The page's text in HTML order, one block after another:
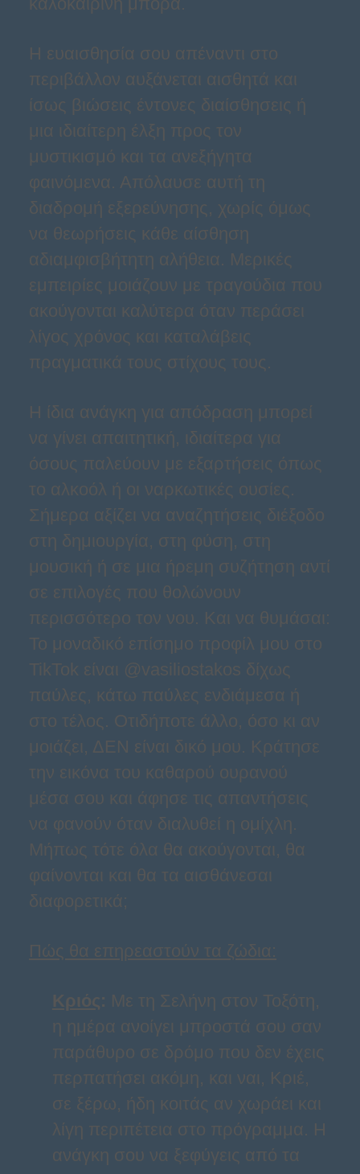
Η ευαισθησία σου απέναντι στο
περιβάλλον αυξάνεται αισθητά και
ίσως βιώσεις έντονες διαίσθησεις ή
μια ιδιαίτερη έλξη προς τον
μυστικισμό και τα ανεξήγητα
φαινόμενα. Απόλαυσε αυτή τη
διαδρομή εξερεύνησης, χωρίς όμως
να θεωρήσεις κάθε αίσθηση
αδιαμφισβήτητη αλήθεια. Μερικές
εμπειρίες μοιάζουν με τραγούδια που
ακούγονται καλύτερα όταν περάσει
λίγος χρόνος και καταλάβεις
πραγματικά τους στίχους τους.
Η ίδια ανάγκη για απόδραση μπορεί
να γίνει απαιτητική, ιδιαίτερα για
όσους παλεύουν με εξαρτήσεις όπως
το αλκοόλ ή οι ναρκωτικές ουσίες.
Σήμερα αξίζει να αναζητήσεις διέξοδο
στη δημιουργία, στη φύση, στη
μουσική ή σε μια ήρεμη συζήτηση αντί
σε επιλογές που θολώνουν
περισσότερο τον νου. Και να θυμάσαι:
Το μοναδικό επίσημο προφίλ μου στο
TikTok είναι @vasiliostakos δίχως
παύλες, κάτω παύλες ενδιάμεσα ή
στο τέλος. Οτιδήποτε άλλο, όσο κι αν
μοιάζει, ΔΕΝ είναι δικό μου. Κράτησε
την εικόνα του καθαρού ουρανού
μέσα σου και άφησε τις απαντήσεις
να φανούν όταν διαλυθεί η ομίχλη.
Μήπως τότε όλα θα ακούγονται, θα
φαίνονται και θα τα αισθάνεσαι
διαφορετικά;
Πώς θα επηρεαστούν τα ζώδια:
Κριός: Με τη Σελήνη στον Τοξότη,
η ημέρα ανοίγει μπροστά σου σαν
παράθυρο σε δρόμο που δεν έχεις
περπατήσει ακόμη, και ναι, Κριέ,
σε ξέρω, ήδη κοιτάς αν χωράει και
λίγη περιπέτεια στο πρόγραμμα. Η
ανάγκη σου να ξεφύγεις από τα